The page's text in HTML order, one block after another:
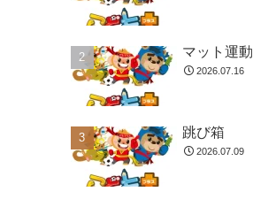
マット運動
2026.07.16
跳び箱
2026.07.09